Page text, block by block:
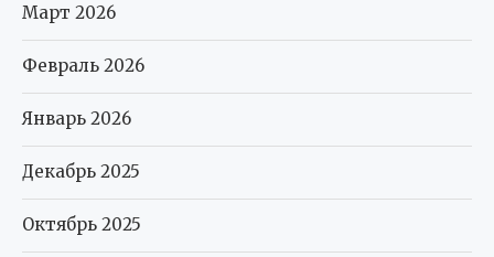
Март 2026
Февраль 2026
Январь 2026
Декабрь 2025
Октябрь 2025